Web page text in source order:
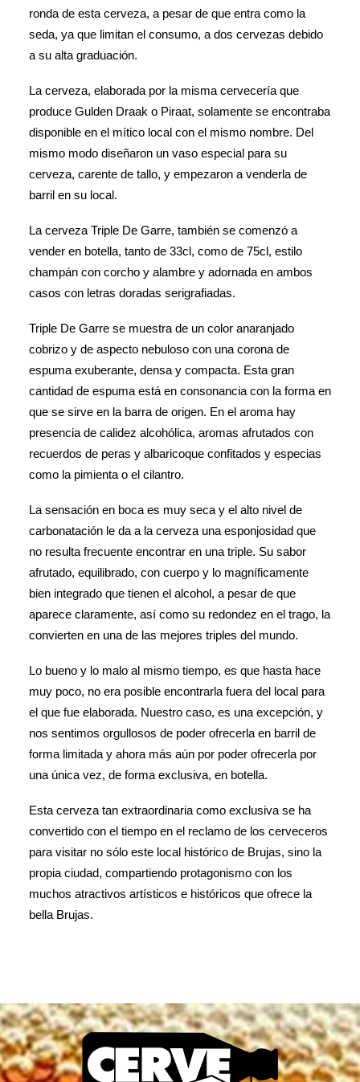
ronda de esta cerveza, a pesar de que entra como la
seda, ya que limitan el consumo, a dos cervezas debido
a su alta graduación.
La cerveza, elaborada por la misma cervecería que
produce Gulden Draak o Piraat, solamente se encontraba
disponible en el mítico local con el mismo nombre. Del
mismo modo diseñaron un vaso especial para su
cerveza, carente de tallo, y empezaron a venderla de
barril en su local.
La cerveza Triple De Garre, también se comenzó a
vender en botella, tanto de 33cl, como de 75cl, estilo
champán con corcho y alambre y adornada en ambos
casos con letras doradas serigrafiadas.
Triple De Garre se muestra de un color anaranjado
cobrizo y de aspecto nebuloso con una corona de
espuma exuberante, densa y compacta. Esta gran
cantidad de espuma está en consonancia con la forma en
que se sirve en la barra de origen. En el aroma hay
presencia de calidez alcohólica, aromas afrutados con
recuerdos de peras y albaricoque confitados y especias
como la pimienta o el cilantro.
La sensación en boca es muy seca y el alto nivel de
carbonatación le da a la cerveza una esponjosidad que
no resulta frecuente encontrar en una triple. Su sabor
afrutado, equilibrado, con cuerpo y lo magníficamente
bien integrado que tienen el alcohol, a pesar de que
aparece claramente, así como su redondez en el trago, la
convierten en una de las mejores triples del mundo.
Lo bueno y lo malo al mismo tiempo, es que hasta hace
muy poco, no era posible encontrarla fuera del local para
el que fue elaborada. Nuestro caso, es una excepción, y
nos sentimos orgullosos de poder ofrecerla en barril de
forma limitada y ahora más aún por poder ofrecerla por
una única vez, de forma exclusiva, en botella.
Esta cerveza tan extraordinaria como exclusiva se ha
convertido con el tiempo en el reclamo de los cerveceros
para visitar no sólo este local histórico de Brujas, sino la
propia ciudad, compartiendo protagonismo con los
muchos atractivos artísticos e históricos que ofrece la
bella Brujas.